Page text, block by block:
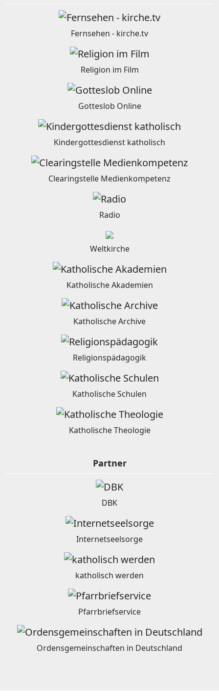
Fernsehen - kirche.tv
Religion im Film
Gotteslob Online
Kindergottesdienst katholisch
Clearingstelle Medienkompetenz
Radio
Weltkirche
Katholische Akademien
Katholische Archive
Religionspädagogik
Katholische Schulen
Katholische Theologie
Partner
DBK
Internetseelsorge
katholisch werden
Pfarrbriefservice
Ordensgemeinschaften in Deutschland